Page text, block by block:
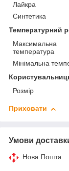
Лайкра
Синтетика
Температурний
Максимальна
температура
Мінімальна
Розмір
Приховати
Умови
Нова Пошта